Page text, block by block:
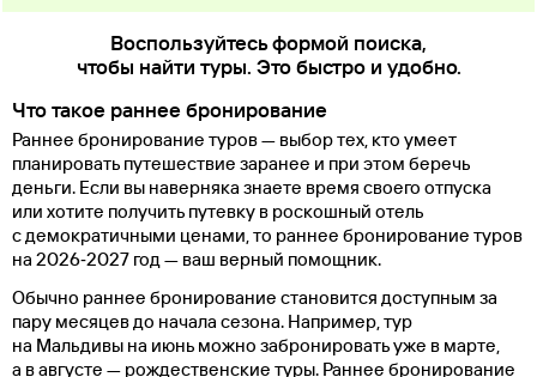
Воспользуйтесь формой поиска,
чтобы найти туры. Это быстро и удобно.
Что такое раннее бронирование
Раннее бронирование туров — выбор тех, кто умеет
планировать путешествие заранее и при этом беречь
деньги. Если вы наверняка знаете время своего отпуска
или хотите получить путевку в роскошный отель
с демократичными ценами, то раннее бронирование туров
на 2026‑2027 год — ваш верный помощник.
Обычно раннее бронирование становится доступным за
пару месяцев до начала сезона. Например, тур
на Мальдивы на июнь можно забронировать уже в марте,
а в августе — рождественские туры. Раннее бронирование